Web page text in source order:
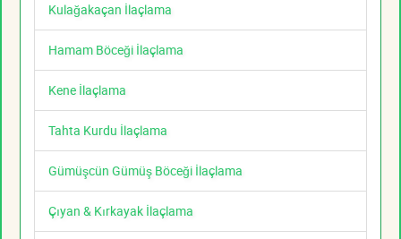
Kulağakaçan İlaçlama
Hamam Böceği İlaçlama
Kene İlaçlama
Tahta Kurdu İlaçlama
Gümüşcün Gümüş Böceği İlaçlama
Çıyan & Kırkayak İlaçlama